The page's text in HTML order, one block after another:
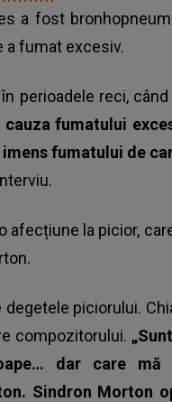
a fost
a fumat excesiv.
perioadele reci,
fumatului
fumatului de
la picior,
piciorului.
compozitorului.
dar care mă
Sindron Morton